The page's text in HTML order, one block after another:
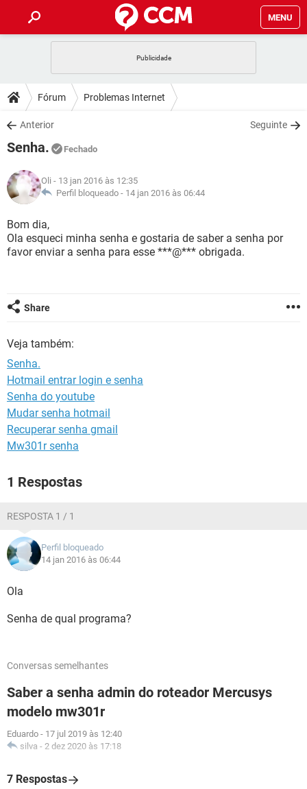
MENU
CELULAR FACEBOOK
OUTLOOK
INSTAGRAM
GUIA DE COMPRAS
DICAS
JOGOS WHATSAPP
INSTAGRAM
GUIA DE COMPRAS
DOWNLOADS
JOGOS
CELULAR
OUTLOOK EXCEL
INSTAGRAM
GUIA DE COMPRAS
JOGOS
CELULAR
OUTLOOK
INSTAGRAM GMAIL
GLOSSÁRIO
JOGOS
CELULAR FACEBOOK
GUIA DE COMPRAS
Fórum Problemas Internet
Anterior Seguinte
Senha. Fechado
Oli - 13 jan 2016 às 12:35
Perfil bloqueado - 14 jan 2016 às 06:44
Bom dia,
Ola esqueci minha senha e gostaria de saber a senha por
favor enviar a senha para esse ***@*** obrigada.
Share
Veja também:
Senha.
Hotmail entrar login e senha
Senha do youtube
Mudar senha hotmail
Recuperar senha gmail
Mw301r senha
1 Respostas
RESPOSTA 1 / 1
Perfil bloqueado
14 jan 2016 às 06:44
Ola
Senha de qual programa?
Conversas semelhantes
Saber a senha admin do roteador Mercusys
modelo mw301r
Eduardo - 17 jul 2019 às 12:40
silva - 2 dez 2020 às 17:18
7 Respostas